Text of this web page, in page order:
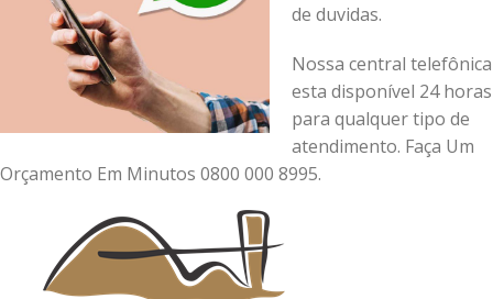
de duvidas.
Nossa central telefônica
esta disponível 24 horas
para qualquer tipo de
atendimento. Faça Um
Orçamento Em Minutos 0800 000 8995.